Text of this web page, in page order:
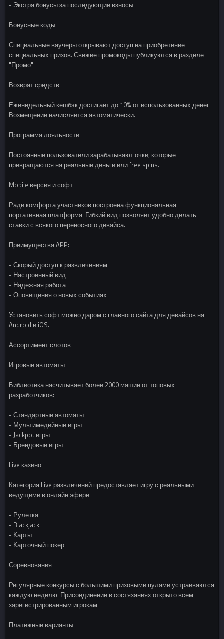
- Экстра бонусы за последующие взносы
Бонусные коды
Специальные ваучеры открывают доступ на приобретение
специальных призов. Свежие промокоды публикуются в разделе
"Промо".
Возврат средств
Еженедельный кешбэк достигает до 10% от использованных денег.
Возмещение начисляется автоматически.
Программа лояльности
Постоянные пользователи зарабатывают очки, которые
превращаются на реальные деньги или free spins.
Mobile версия и софт
Ради комфорта участников построена функциональная
портативная платформа. Гибкий вид позволяет удобно делать
ставки с всякого переносного девайса.
Преимущества APP:
- Скорый доступ к развлечениям
- Настроенный вид
- Надежная работа
- Оповещения о новых событиях
Установить софт можно даром с главного сайта для девайсов на
Android и iOS.
Ассортимент слотов
Игровые автоматы
Библиотека насчитывает более 2000 машин от топовых
разработчиков:
- Стандартные автоматы
- Мультимедийные игры
- Jackpot игры
- Брендовые игры
Live казино
Категория Live развлечений предоставляет игру с реальными
ведущими в онлайн эфире:
- Рулетка
- Blackjack
- Карты
- Карточный покер
Соревнования
Регулярные конкурсы с большими призовыми пулами устраиваются
каждую неделю. Присоединение в состязаниях открыто всем
зарегистрированным игрокам.
Платежные варианты